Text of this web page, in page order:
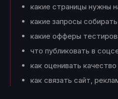
какие страницы нужны
какие запросы
какие офферы
что публиковать в
как оценивать
как связать сайт,